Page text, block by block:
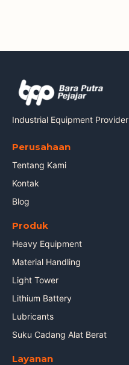
Industrial Equipment Provider
Perusahaan
Tentang Kami
Kontak
Blog
Produk
Heavy Equipment
Material Handling
Light Tower
Lithium Battery
Lubricants
Suku Cadang Alat Berat
Layanan